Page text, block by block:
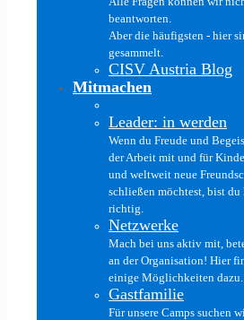
beantworten.
Aber die häufigsten - hier
gesammelt.
CISV Austria Blog
Mitmachen
Leader: in werden
Wenn du Freude und
der Arbeit mit und für
und weltweit neue
schließen möchtest, bist du
richtig.
Netzwerke
Mach bei uns aktiv mit,
an der Organisation! Hier
einige Möglichkeiten dazu.
Gastfamilie
Für unsere Camps suchen